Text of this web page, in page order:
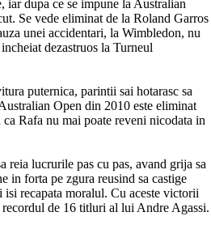
iar dupa ce se impune la Australian
Se vede eliminat de la Roland Garros
unei accidentari, la Wimbledon, nu
dezastruos la Turneul
puternica, parintii sai hotarasc sa
Open din 2010 este eliminat
Rafa nu mai poate reveni nicodata in
reia lucrurile pas cu pas, avand grija sa
in forta pe zgura reusind sa castige
recapata moralul. Cu aceste victorii
recordul de 16 titluri al lui Andre Agassi.